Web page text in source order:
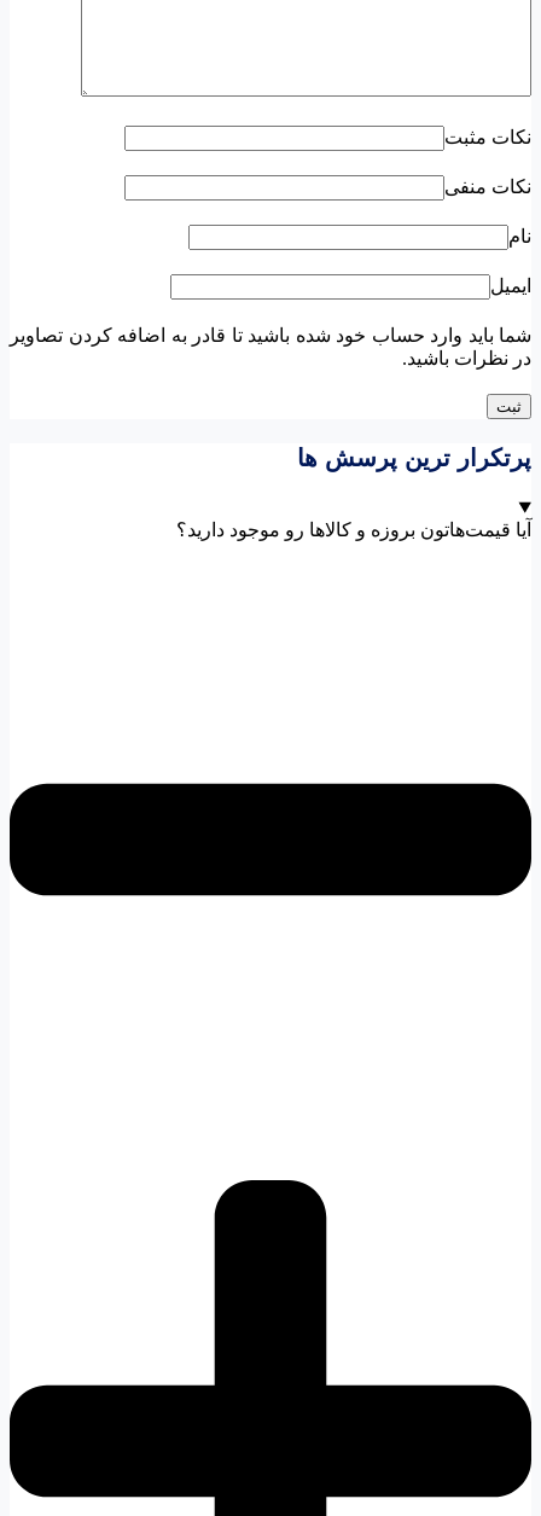
نکات مثبت
نکات منفی
نام
ایمیل
شما باید وارد حساب خود شده باشید تا قادر به اضافه کردن تصاویر
در نظرات باشید.
پرتکرار ترین پرسش ها
آیا قیمت‌هاتون بروزه و کالاها رو موجود دارید؟